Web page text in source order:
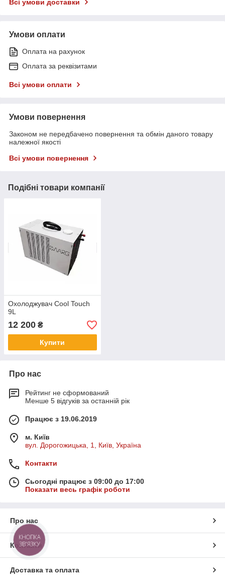
Всі умови доставки
Умови оплати
Оплата на рахунок
Оплата за реквізитами
Всі умови оплати
Умови повернення
Законом не передбачено повернення та обмін даного товару
належної якості
Всі умови повернення
Подібні товари компанії
Охолоджувач Cool Touch
9L
12 200 ₴
Купити
Про нас
Рейтинг не сформований
Менше 5 відгуків за останній рік
Працює з 19.06.2019
м. Київ
вул. Дорогожицька, 1, Київ, Україна
Контакти
Сьогодні працює з 09:00 до 17:00
Показати весь графік роботи
Про нас
Контакти
Доставка та оплата
КНОПКА
ЗВ'ЯЗКУ